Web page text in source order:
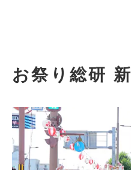
お祭り総研